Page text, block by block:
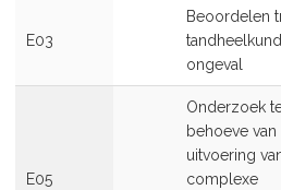
E03
Beoordelen
ongeval
E05
Onderzoek
behoeve van
uitvoering
complexe